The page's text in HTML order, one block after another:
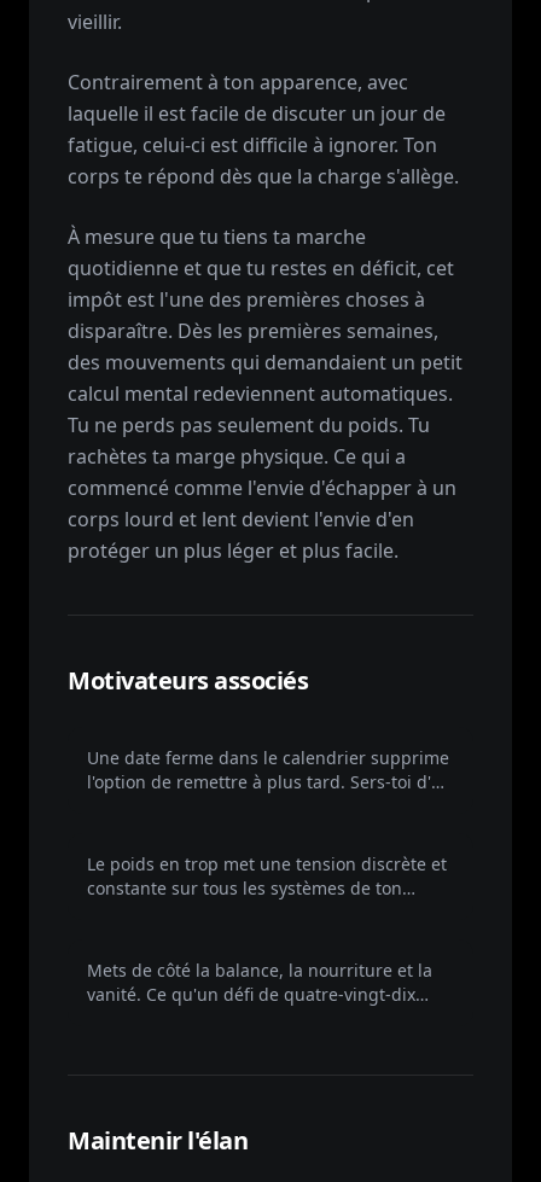
vieillir.
Contrairement à ton apparence, avec
laquelle il est facile de discuter un jour de
fatigue, celui-ci est difficile à ignorer. Ton
corps te répond dès que la charge s'allège.
À mesure que tu tiens ta marche
quotidienne et que tu restes en déficit, cet
impôt est l'une des premières choses à
disparaître. Dès les premières semaines,
des mouvements qui demandaient un petit
calcul mental redeviennent automatiques.
Tu ne perds pas seulement du poids. Tu
rachètes ta marge physique. Ce qui a
commencé comme l'envie d'échapper à un
corps lourd et lent devient l'envie d'en
protéger un plus léger et plus facile.
Motivateurs associés
Une date ferme dans le calendrier supprime
l'option de remettre à plus tard. Sers-toi d'un
Le poids en trop met une tension discrète et
constante sur tous les systèmes de ton
Mets de côté la balance, la nourriture et la
vanité. Ce qu'un défi de quatre-vingt-dix
Maintenir l'élan